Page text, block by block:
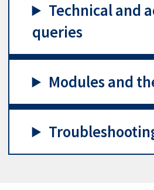
Technical and
queries
Modules and